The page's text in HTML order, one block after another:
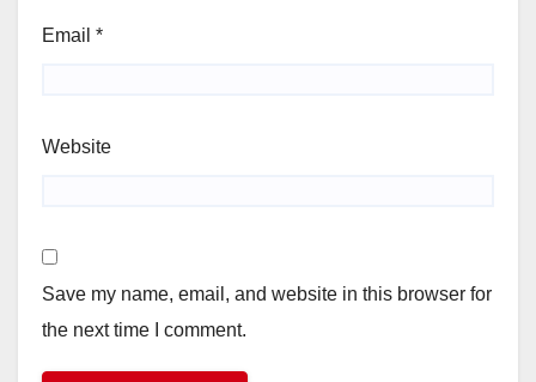
Email *
Website
Save my name, email, and website in this browser for
the next time I comment.